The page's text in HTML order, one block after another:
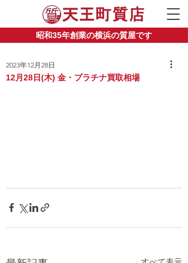
昭和35年創業の横浜の質屋です
12月28日(木) 金・プラチナ買取相場
2023年12月28日